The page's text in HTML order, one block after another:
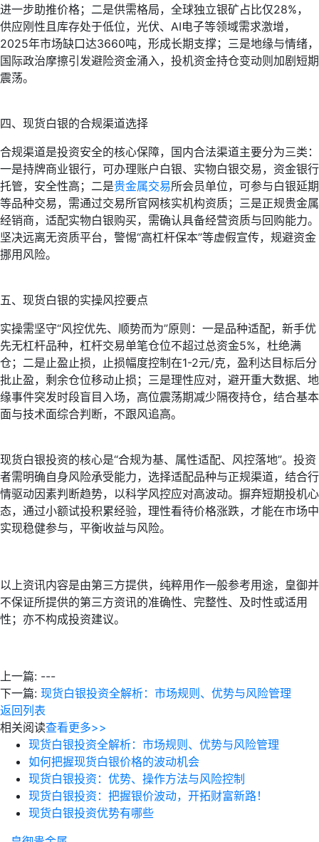
进一步助推价格；二是供需格局，全球独立银矿占比仅28%，
供应刚性且库存处于低位，光伏、AI电子等领域需求激增，
2025年市场缺口达3660吨，形成长期支撑；三是地缘与情绪，
国际政治摩擦引发避险资金涌入，投机资金持仓变动则加剧短期
震荡。
四、现货白银的合规渠道选择
合规渠道是投资安全的核心保障，国内合法渠道主要分为三类：
一是持牌商业银行，可办理账户白银、实物白银交易，资金银行
托管，安全性高；二是贵金属交易所会员单位，可参与白银延期
等品种交易，需通过交易所官网核实机构资质；三是正规贵金属
经销商，适配实物白银购买，需确认具备经营资质与回购能力。
坚决远离无资质平台，警惕“高杠杆保本”等虚假宣传，规避资金
挪用风险。
五、现货白银的实操风控要点
实操需坚守“风控优先、顺势而为”原则：一是品种适配，新手优
先无杠杆品种，杠杆交易单笔仓位不超过总资金5%，杜绝满
仓；二是止盈止损，止损幅度控制在1-2元/克，盈利达目标后分
批止盈，剩余仓位移动止损；三是理性应对，避开重大数据、地
缘事件突发时段盲目入场，高位震荡期减少隔夜持仓，结合基本
面与技术面综合判断，不跟风追高。
现货白银投资的核心是“合规为基、属性适配、风控落地”。投资
者需明确自身风险承受能力，选择适配品种与正规渠道，结合行
情驱动因素判断趋势，以科学风控应对高波动。摒弃短期投机心
态，通过小额试投积累经验，理性看待价格涨跌，才能在市场中
实现稳健参与，平衡收益与风险。
以上资讯内容是由第三方提供，纯粹用作一般参考用途，皇御并
不保证所提供的第三方资讯的准确性、完整性、及时性或适用
性；亦不构成投资建议。
上一篇: ---
下一篇: 现货白银投资全解析：市场规则、优势与风险管理
返回列表
相关阅读查看更多>>
现货白银投资全解析：市场规则、优势与风险管理
如何把握现货白银价格的波动机会
现货白银投资：优势、操作方法与风险控制
现货白银投资：把握银价波动，开拓财富新路！
现货白银投资优势有哪些